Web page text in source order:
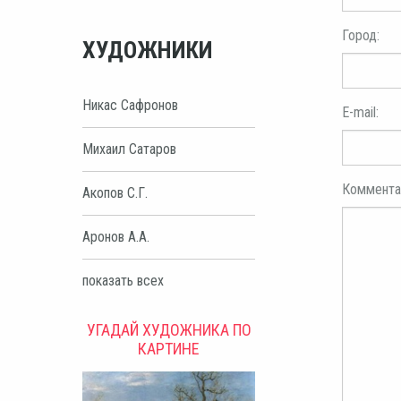
ХУДОЖНИКИ
Никас Сафронов
Михаил Сатаров
Акопов С.Г.
Аронов А.А.
показать всех
УГАДАЙ ХУДОЖНИКА ПО
КАРТИНЕ
Город:
E-mail: